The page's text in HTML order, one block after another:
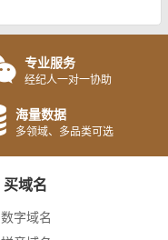
专业服务
经纪人一对一协助
海量数据
多领域、多品类可选
买域名
数字域名